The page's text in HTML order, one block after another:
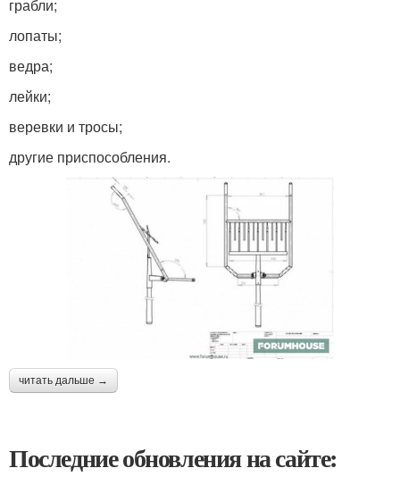
грабли;
лопаты;
ведра;
лейки;
веревки и тросы;
другие приспособления.
читать дальше →
Последние обновления на сайте: